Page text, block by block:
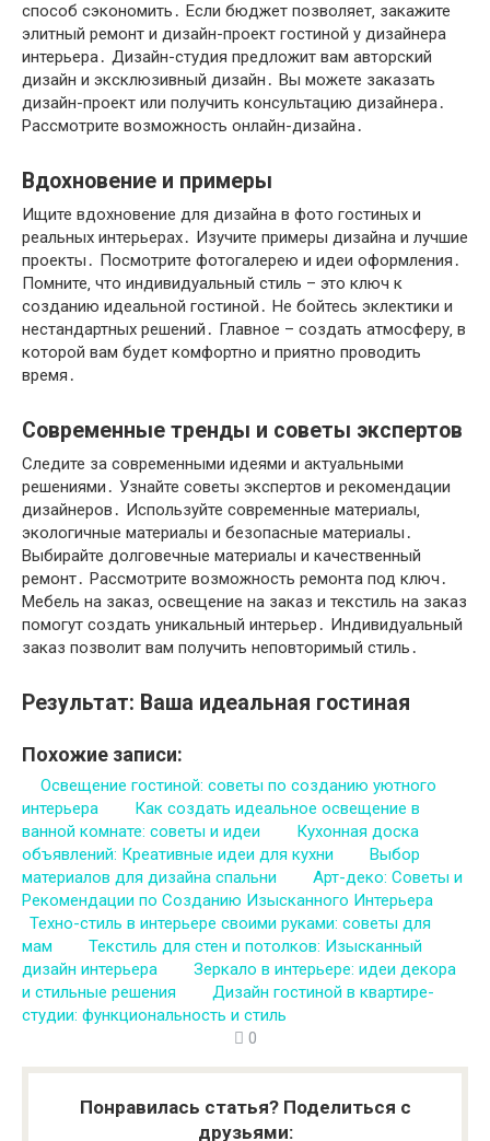
способ сэкономить․ Если бюджет позволяет‚ закажите
элитный ремонт и дизайн-проект гостиной у дизайнера
интерьера․ Дизайн-студия предложит вам авторский
дизайн и эксклюзивный дизайн․ Вы можете заказать
дизайн-проект или получить консультацию дизайнера․
Рассмотрите возможность онлайн-дизайна․
Вдохновение и примеры
Ищите вдохновение для дизайна в фото гостиных и
реальных интерьерах․ Изучите примеры дизайна и лучшие
проекты․ Посмотрите фотогалерею и идеи оформления․
Помните‚ что индивидуальный стиль – это ключ к
созданию идеальной гостиной․ Не бойтесь эклектики и
нестандартных решений․ Главное – создать атмосферу‚ в
которой вам будет комфортно и приятно проводить
время․
Современные тренды и советы экспертов
Следите за современными идеями и актуальными
решениями․ Узнайте советы экспертов и рекомендации
дизайнеров․ Используйте современные материалы‚
экологичные материалы и безопасные материалы․
Выбирайте долговечные материалы и качественный
ремонт․ Рассмотрите возможность ремонта под ключ․
Мебель на заказ‚ освещение на заказ и текстиль на заказ
помогут создать уникальный интерьер․ Индивидуальный
заказ позволит вам получить неповторимый стиль․
Результат: Ваша идеальная гостиная
Похожие записи:
Освещение гостиной: советы по созданию уютного
интерьера
Как создать идеальное освещение в
ванной комнате: советы и идеи
Кухонная доска
объявлений: Креативные идеи для кухни
Выбор
материалов для дизайна спальни
Арт-деко: Советы и
Рекомендации по Созданию Изысканного Интерьера
Техно-стиль в интерьере своими руками: советы для
мам
Текстиль для стен и потолков: Изысканный
дизайн интерьера
Зеркало в интерьере: идеи декора
и стильные решения
Дизайн гостиной в квартире-
студии: функциональность и стиль
0
Понравилась статья? Поделиться с
друзьями: